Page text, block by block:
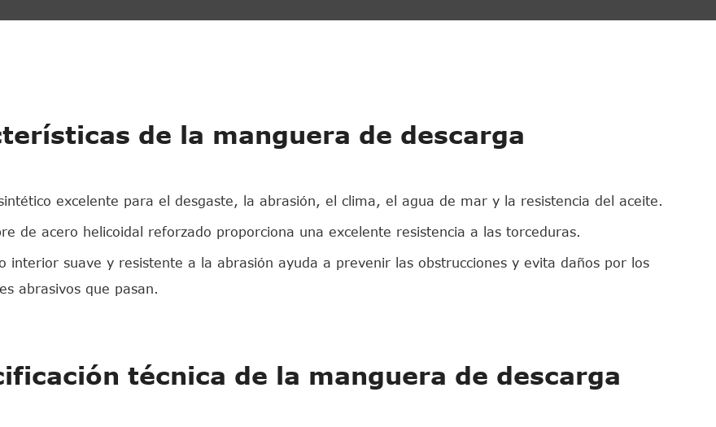
de la manguera de descarga
excelente para el desgaste, la abrasión, el clima, el agua de mar y la resistencia del aceite.
de acero helicoidal reforzado proporciona una excelente resistencia a las torceduras.
interior suave y resistente a la abrasión ayuda a prevenir las obstrucciones y evita daños por los
abrasivos que pasan.
técnica de la manguera de descarga